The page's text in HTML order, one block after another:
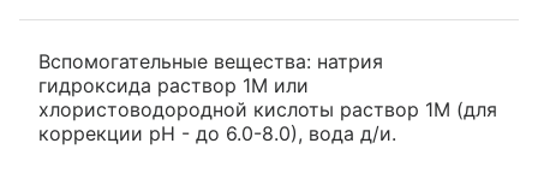
Вспомогательные вещества: натрия
гидроксида раствор 1М или
хлористоводородной кислоты раствор 1М (для
коррекции рН - до 6.0-8.0), вода д/и.